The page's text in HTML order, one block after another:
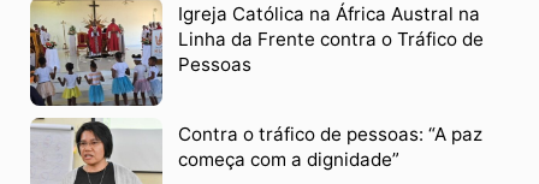
Igreja Católica na África Austral na
Linha da Frente contra o Tráfico de
Pessoas
Contra o tráfico de pessoas: “A paz
começa com a dignidade”